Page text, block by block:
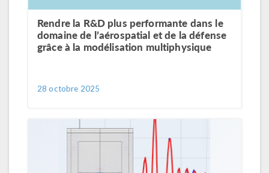
Rendre la R&D plus performante dans le
domaine de l’aérospatial et de la défense
grâce à la modélisation multiphysique
28 octobre 2025